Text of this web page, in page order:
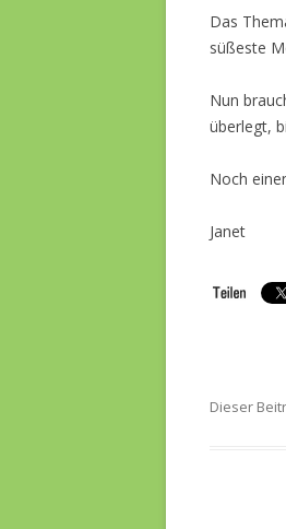
Das
süßeste
Nun
überlegt,
Noch
Janet
Dieser